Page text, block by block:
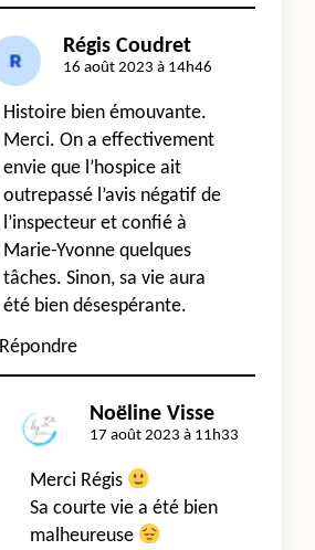
Régis Coudret
16 août 2023 à 14h46
Histoire bien émouvante.
Merci. On a effectivement
envie que l’hospice ait
outrepassé l’avis négatif de
l’inspecteur et confié à
Marie-Yvonne quelques
tâches. Sinon, sa vie aura
été bien désespérante.
Répondre
Noëline Visse
17 août 2023 à 11h33
Merci Régis
Sa courte vie a été bien
malheureuse